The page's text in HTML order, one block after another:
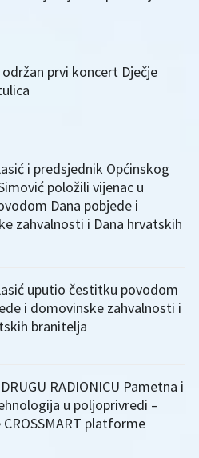
prvi koncert Dječje
i predsjednik Općinskog
položili vijenac u
Dana pobjede i
zahvalnosti i Dana hrvatskih
uputio čestitku povodom
i domovinske zahvalnosti i
branitelja
RADIONICU Pametna i
u poljoprivredi –
platforme